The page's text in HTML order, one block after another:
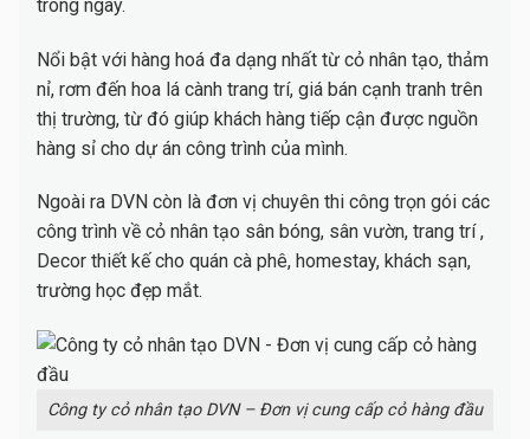
trong ngày.
Nổi bật với hàng hoá đa dạng nhất từ cỏ nhân tạo, thảm
nỉ, rơm đến hoa lá cành trang trí, giá bán cạnh tranh trên
thị trường, từ đó giúp khách hàng tiếp cận được nguồn
hàng sỉ cho dự án công trình của mình.
Ngoài ra DVN còn là đơn vị chuyên thi công trọn gói các
công trình về cỏ nhân tạo sân bóng, sân vườn, trang trí ,
Decor thiết kế cho quán cà phê, homestay, khách sạn,
trường học đẹp mắt.
Công ty cỏ nhân tạo DVN – Đơn vị cung cấp cỏ hàng đầu